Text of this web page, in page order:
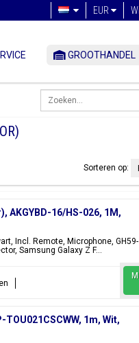
EUR
GROOTHANDEL
Sorteren op:
AKGYBD-16/HS-026, 1M,
Incl. Remote, Microphone, GH59-
Samsung Galaxy Z F...
1m, Wit,